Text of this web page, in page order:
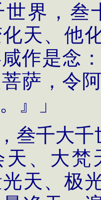
世界，叁
天、他
作是念
萨，令
』」
叁千大
天、大梵
天、极